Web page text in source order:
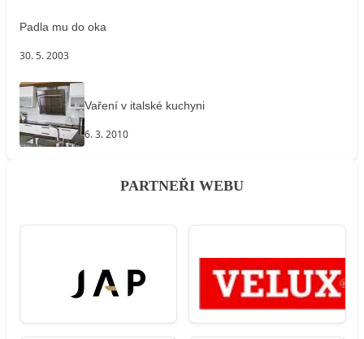
Padla mu do oka
30. 5. 2003
Vaření v italské kuchyni
6. 3. 2010
PARTNEŘI WEBU